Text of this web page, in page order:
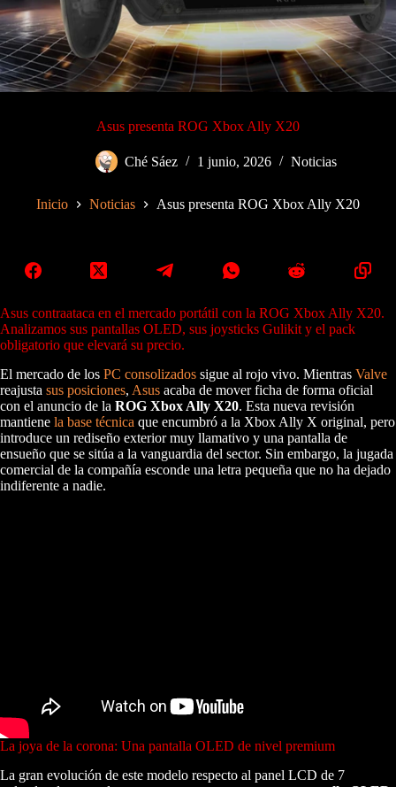
Asus presenta ROG Xbox Ally X20
Ché Sáez 1 junio, 2026 Noticias
Inicio Noticias Asus presenta ROG Xbox Ally X20
Asus contraataca en el mercado portátil con la ROG Xbox Ally X20.
Analizamos sus pantallas OLED, sus joysticks Gulikit y el pack
obligatorio que elevará su precio.
El mercado de los PC consolizados sigue al rojo vivo. Mientras Valve
reajusta sus posiciones, Asus acaba de mover ficha de forma oficial
con el anuncio de la ROG Xbox Ally X20. Esta nueva revisión
mantiene la base técnica que encumbró a la Xbox Ally X original, pero
introduce un rediseño exterior muy llamativo y una pantalla de
ensueño que se sitúa a la vanguardia del sector. Sin embargo, la jugada
comercial de la compañía esconde una letra pequeña que no ha dejado
indiferente a nadie.
La joya de la corona: Una pantalla OLED de nivel premium
La gran evolución de este modelo respecto al panel LCD de 7